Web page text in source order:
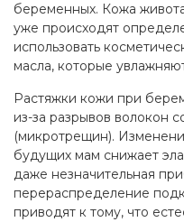
беременных. Кожа
уже происходят
использовать
масла, которые
Растяжки кожи при
из-за разрывов волокон
(микротрещин).
будущих мам снижает
даже незначительная
перераспределение
приводят к тому, что